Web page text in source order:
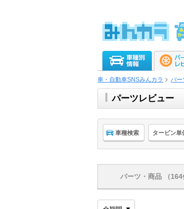
車・自動車SNSみんカラ パー
パーツレビュー
車種検索 タービン単
パーツ・商品 （164